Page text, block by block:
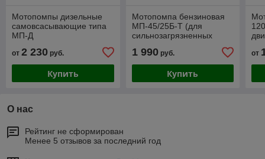
Мотопомпы дизельные
самовсасывающие типа
МП-Д
от 2 230 руб.
Купить
Мотопомпа бензиновая
МП-45/25Б-Т (для
сильнозагрязненных
1 990руб.
Купить
от
О нас
Рейтинг не сформирован
Менее 5 отзывов за последний год